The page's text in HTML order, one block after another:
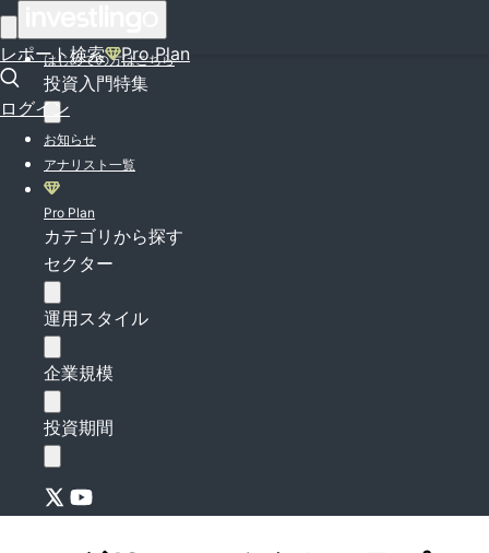
レポート検索 Pro Plan
ログイン
はじめての方はこちら
投資入門特集
お知らせ
アナリスト一覧
Pro Plan
カテゴリから探す
セクター
運用スタイル
企業規模
投資期間